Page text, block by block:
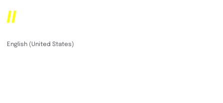
English (United States)